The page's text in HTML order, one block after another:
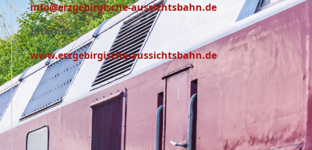
info@erzgebirgische-aussichtsbahn.de
Internet:
www.erzgebirgische-aussichtsbahn.de